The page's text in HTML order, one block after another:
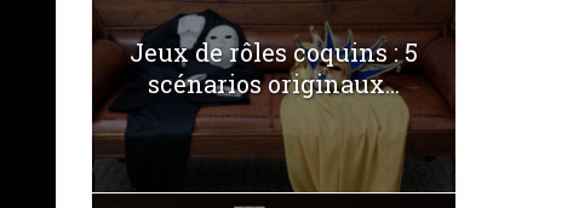
Jeux de rôles coquins : 5
scénarios originaux...